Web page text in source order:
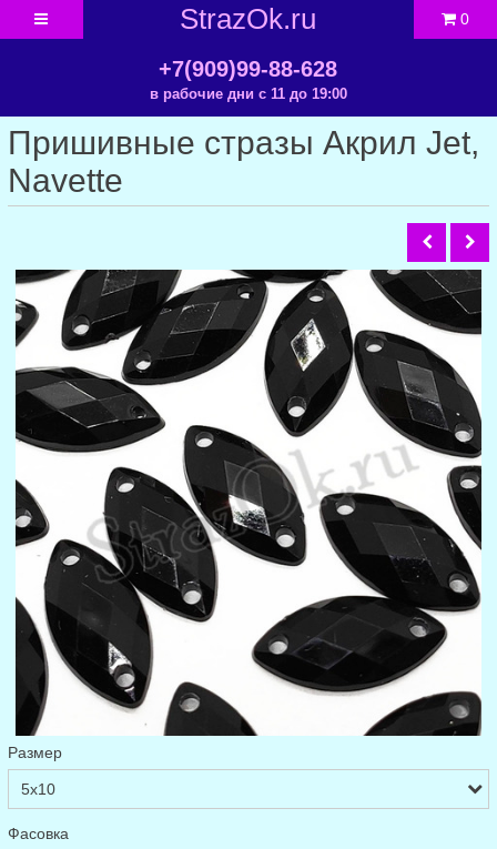
StrazOk.ru
+7(909)99-88-628
в рабочие дни с 11 до 19:00
0
Пришивные стразы Акрил Jet,
Navette
Размер
Фасовка